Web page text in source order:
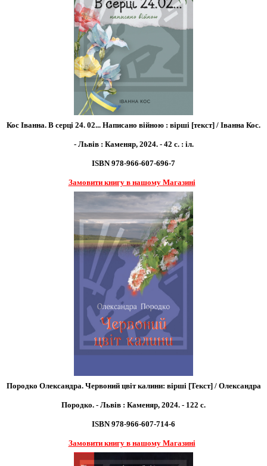
Кос Іванна. В серці 24. 02... Написано війною : вірші [текст] / Іванна Кос.
- Львів : Каменяр, 2024. - 42 с. : іл.
ISBN 978-966-607-696-7
Замовити книгу в нашому Магазині
Породко Олександра. Червоний цвіт калини: вірші [Текст] / Олександра
Породко. - Львів : Каменяр, 2024. - 122 с.
ISBN 978-966-607-714-6
Замовити книгу в нашому Магазині